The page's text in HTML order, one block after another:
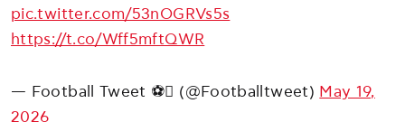
pic.twitter.com/53nOGRVs5s
https://t.co/Wff5mftQWR
— Football Tweet ⚽ (@Footballtweet) May 19,
2026